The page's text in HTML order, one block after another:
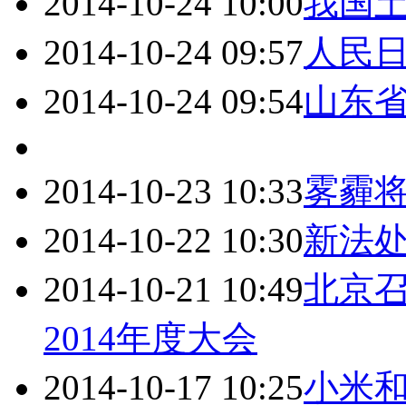
2014-10-24 09:57人民
2014-10-24 09:54山东
2014-10-23 10:33雾霾
2014-10-22 10:30新法
2014-10-21 10:49北京
2014年度大会
2014-10-17 10:25小米